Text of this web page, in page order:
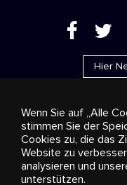
( '
Hier
Werbung
Wenn Sie auf „Alle
stimmen Sie der
Cookies zu, die das
Website zu
analysieren und
unterstützen.